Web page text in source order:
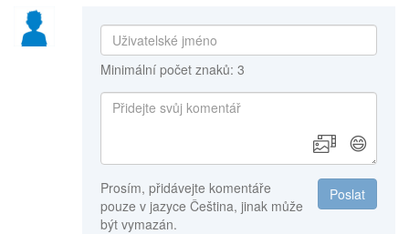
Minimální počet znaků: 3
😄
Poslat
Prosím, přidávejte komentáře
pouze v jazyce Čeština, jinak může
být vymazán.